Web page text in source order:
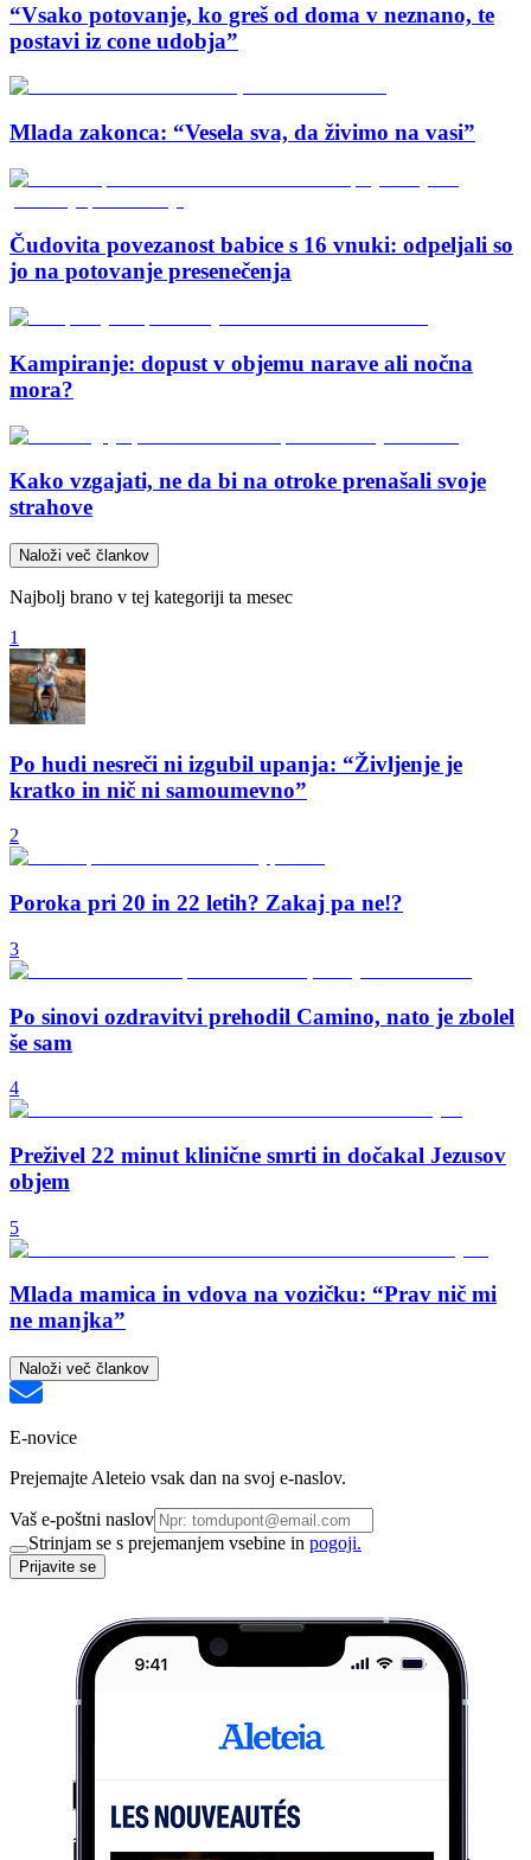
“Vsako potovanje, ko greš od doma v neznano, te
postavi iz cone udobja”
Mlada zakonca: “Vesela sva, da živimo na vasi”
Čudovita povezanost babice s 16 vnuki: odpeljali so
jo na potovanje presenečenja
Kampiranje: dopust v objemu narave ali nočna
mora?
Kako vzgajati, ne da bi na otroke prenašali svoje
strahove
Naloži več člankov
Najbolj brano v tej kategoriji ta mesec
1
Po hudi nesreči ni izgubil upanja: “Življenje je
kratko in nič ni samoumevno”
2
Poroka pri 20 in 22 letih? Zakaj pa ne!?
3
Po sinovi ozdravitvi prehodil Camino, nato je zbolel
še sam
4
Preživel 22 minut klinične smrti in dočakal Jezusov
objem
5
Mlada mamica in vdova na vozičku: “Prav nič mi
ne manjka”
Naloži več člankov
E-novice
Prejemajte Aleteio vsak dan na svoj e-naslov.
Vaš e-poštni naslov
Strinjam se s prejemanjem vsebine in pogoji.
Prijavite se